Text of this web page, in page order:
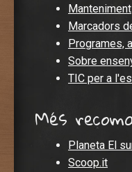
Manteniment
Marcadors
Programes,
Sobre
TIC per a
Més
Planeta El
Scoop.it